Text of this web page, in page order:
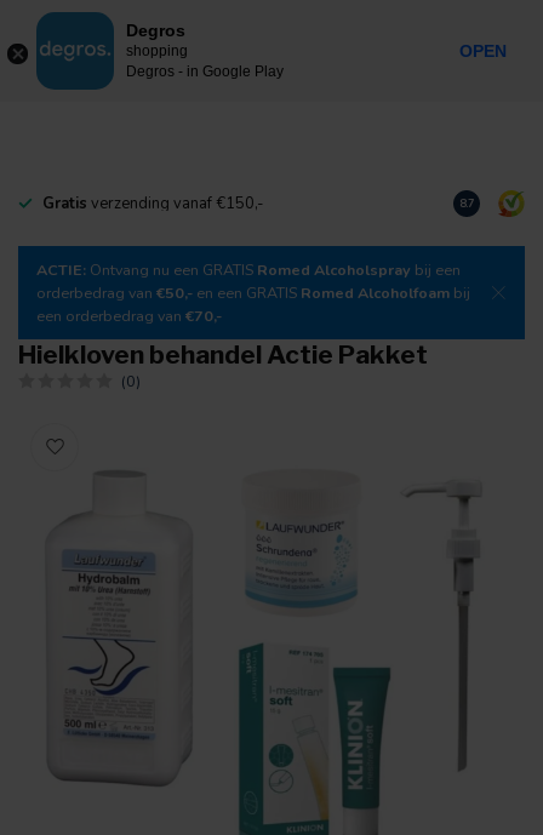
MENU
Gratis verzending vanaf €150,- Download
8.7
ACTIE: Ontvang nu een GRATIS Romed Alcoholspray bij een
orderbedrag van €50,- en een GRATIS Romed Alcoholfoam bij
een orderbedrag van €70,-
Hielkloven behandel Actie Pakket
(0)
Degros
shopping
Degros - in Google Play
OPEN